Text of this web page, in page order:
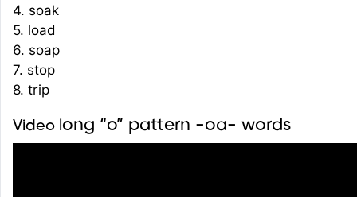
4. soak
5. load
6. soap
7. stop
8. trip
Video long “o” pattern -oa- words